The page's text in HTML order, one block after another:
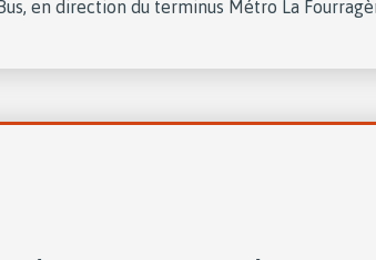
en direction du terminus Métro La